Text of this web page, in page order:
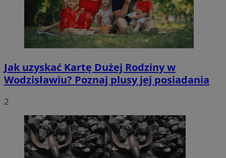
Jak uzyskać Kartę Dużej Rodziny w
Wodzisławiu? Poznaj plusy jej posiadania
2